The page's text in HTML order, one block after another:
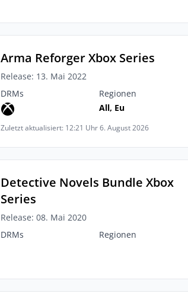
Arma Reforger Xbox Series
Release: 13. Mai 2022
DRMs
Regionen
All, Eu
Zuletzt aktualisiert: 12:21 Uhr 6. August 2026
Detective Novels Bundle Xbox
Series
Release: 08. Mai 2020
DRMs
Regionen